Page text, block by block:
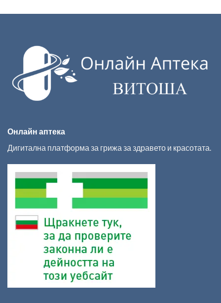
Онлайн аптека
Дигитална платформа за грижа за здравето и красотата.